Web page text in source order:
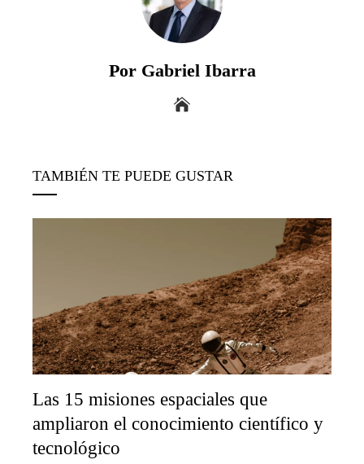
Por Gabriel Ibarra
TAMBIÉN TE PUEDE GUSTAR
Las 15 misiones espaciales que
ampliaron el conocimiento científico y
tecnológico